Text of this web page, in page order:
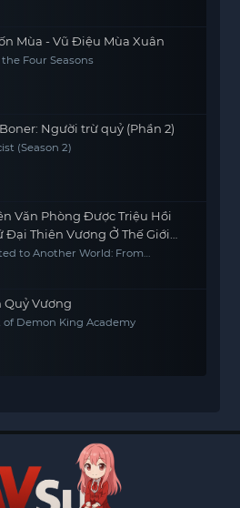
Mùa - Vũ Điệu Mùa Xuân
Four Seasons
Người trừ quỷ (Phần 2)
(Season 2)
Văn Phòng Được Triệu Hồi
Đại Thiên Vương Ở Thế Giới
to Another World: From
Quỷ Vương
of Demon King Academy